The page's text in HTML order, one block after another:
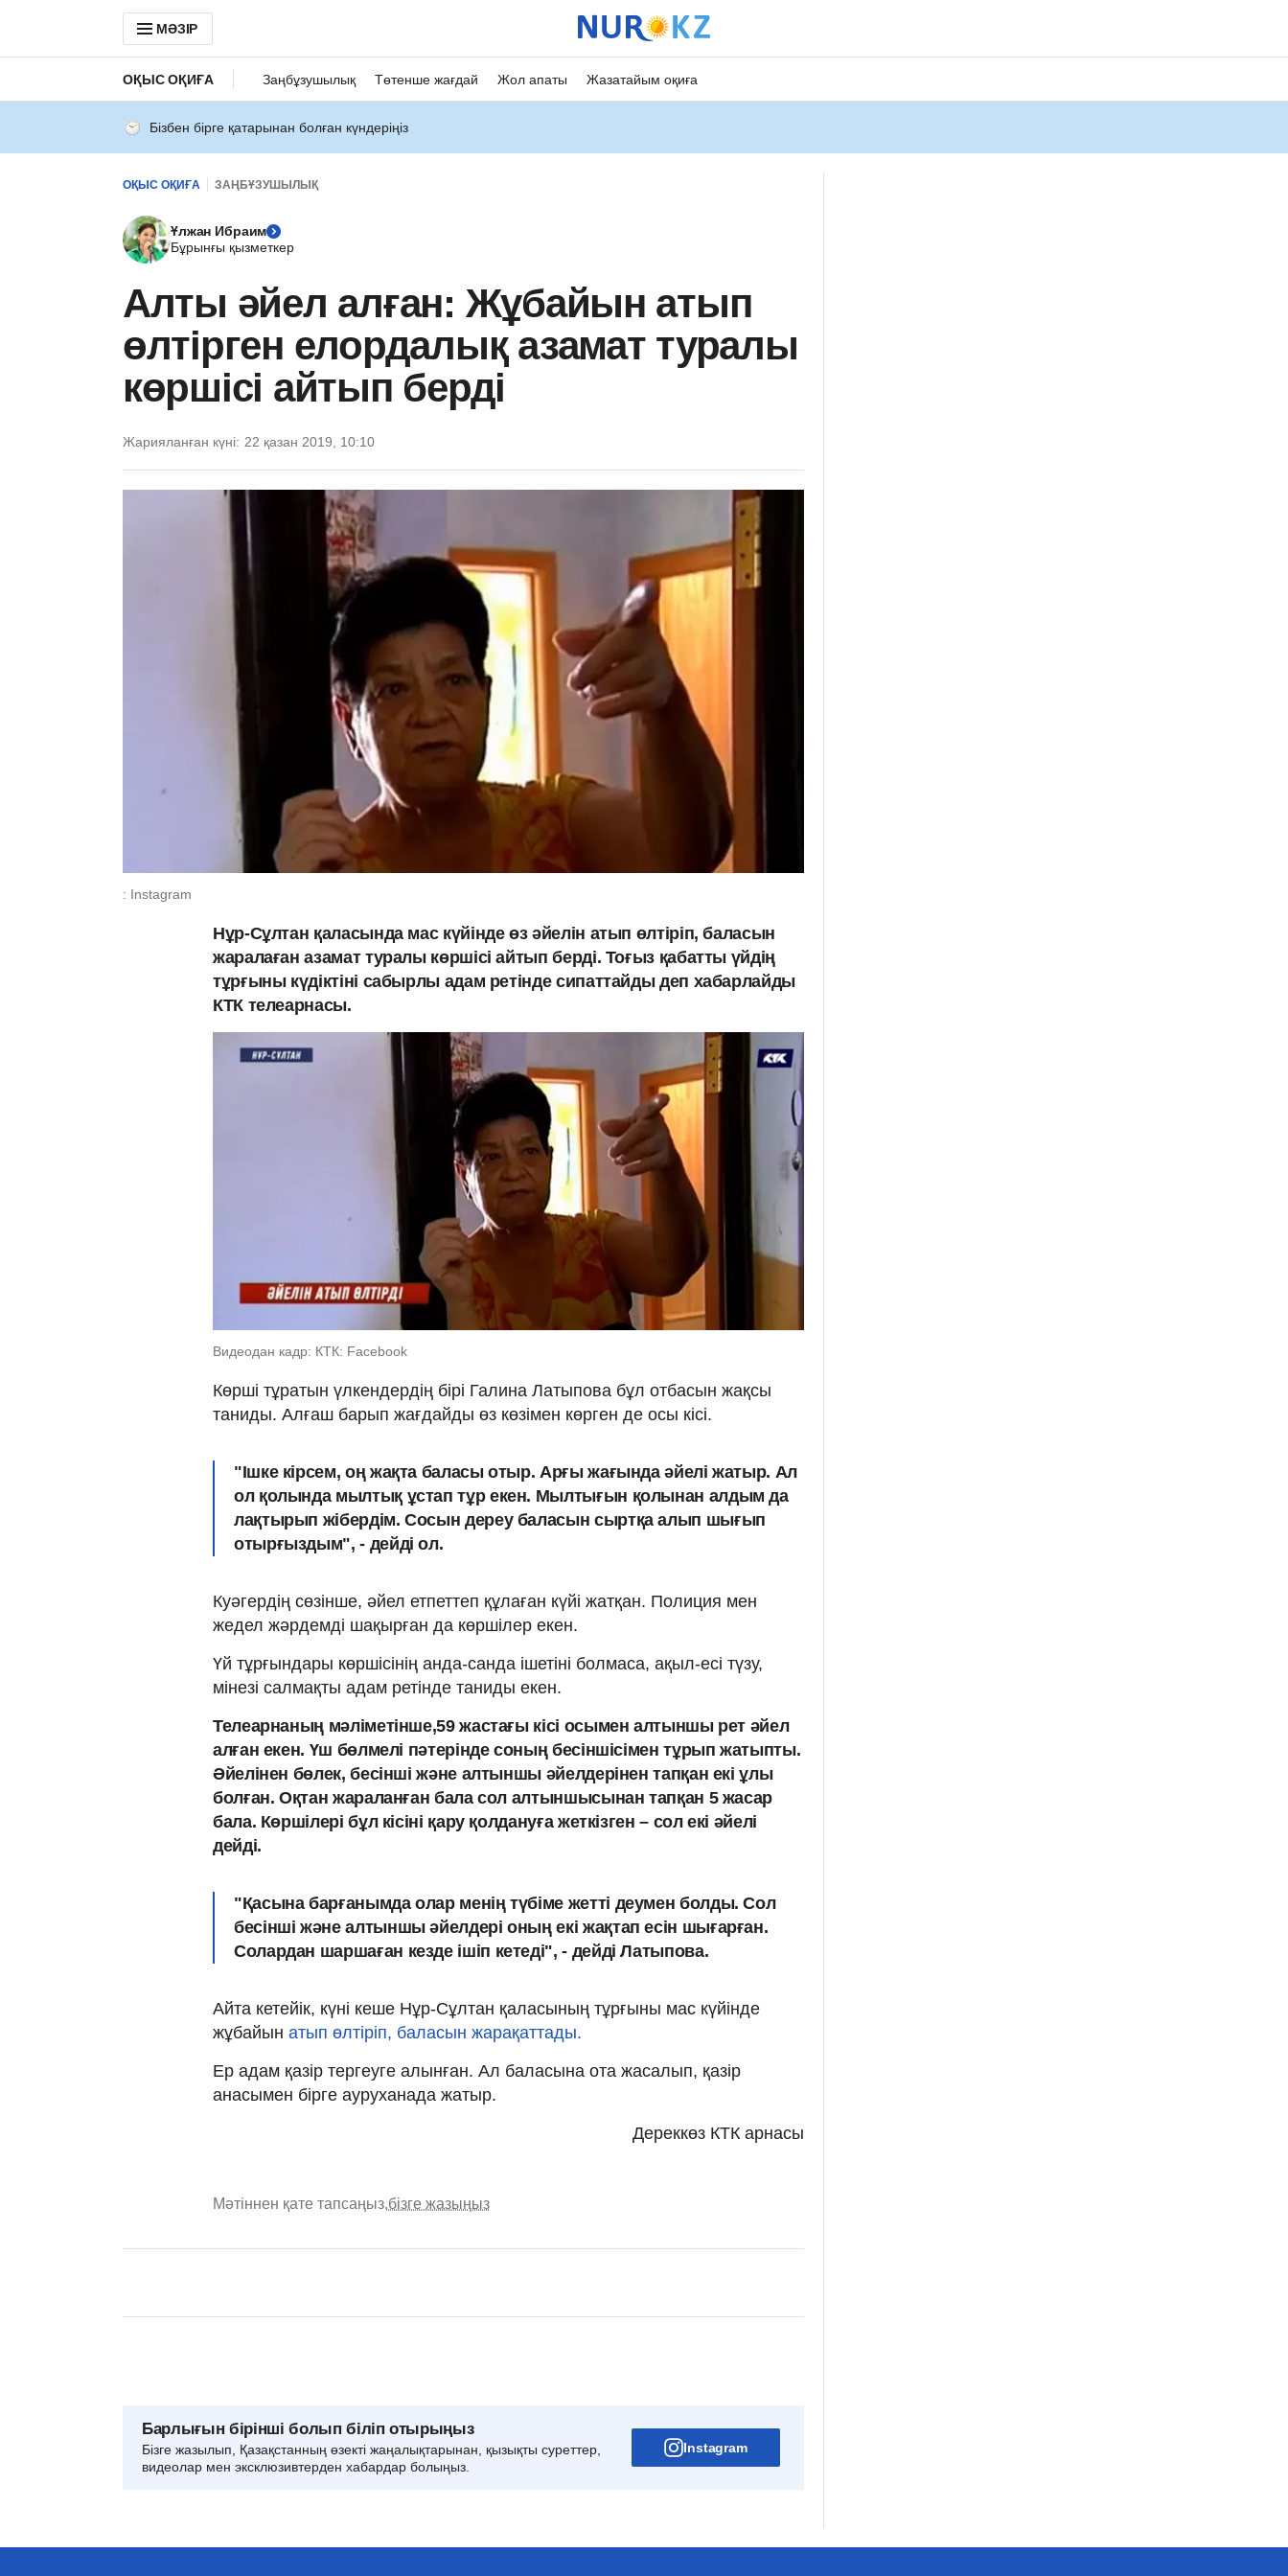
МӘЗІР
ОҚЫС ОҚИҒА Заңбұзушылық Төтенше жағдай Жол апаты Жазатайым оқиға
Бізбен бірге қатарынан болған күндеріңіз
ОҚЫС ОҚИҒА ЗАҢБҰЗУШЫЛЫҚ
Ұлжан Ибраим
Бұрынғы қызметкер
Алты әйел алған: Жұбайын атып
өлтірген елордалық азамат туралы
көршісі айтып берді
Жарияланған күні: 22 қазан 2019, 10:10
: Instagram
Нұр-Сұлтан қаласында мас күйінде өз әйелін атып өлтіріп, баласын
жаралаған азамат туралы көршісі айтып берді. Тоғыз қабатты үйдің
тұрғыны күдіктіні сабырлы адам ретінде сипаттайды деп хабарлайды
КТК телеарнасы.
Видеодан кадр: КТК: Facebook
Көрші тұратын үлкендердің бірі Галина Латыпова бұл отбасын жақсы
таниды. Алғаш барып жағдайды өз көзімен көрген де осы кісі.
"Ішке кірсем, оң жақта баласы отыр. Арғы жағында әйелі жатыр. Ал
ол қолында мылтық ұстап тұр екен. Мылтығын қолынан алдым да
лақтырып жібердім. Сосын дереу баласын сыртқа алып шығып
отырғыздым", - дейді ол.
Куәгердің сөзінше, әйел етпеттеп құлаған күйі жатқан. Полиция мен
жедел жәрдемді шақырған да көршілер екен.
Үй тұрғындары көршісінің анда-санда ішетіні болмаса, ақыл-есі түзу,
мінезі салмақты адам ретінде таниды екен.
Телеарнаның мәліметінше,59 жастағы кісі осымен алтыншы рет әйел
алған екен. Үш бөлмелі пәтерінде соның бесіншісімен тұрып жатыпты.
Әйелінен бөлек, бесінші және алтыншы әйелдерінен тапқан екі ұлы
болған. Оқтан жараланған бала сол алтыншысынан тапқан 5 жасар
бала. Көршілері бұл кісіні қару қолдануға жеткізген – сол екі әйелі
дейді.
"Қасына барғанымда олар менің түбіме жетті деумен болды. Сол
бесінші және алтыншы әйелдері оның екі жақтап есін шығарған.
Солардан шаршаған кезде ішіп кетеді", - дейді Латыпова.
Айта кетейік, күні кеше Нұр-Сұлтан қаласының тұрғыны мас күйінде
жұбайын атып өлтіріп, баласын жарақаттады.
Ер адам қазір тергеуге алынған. Ал баласына ота жасалып, қазір
анасымен бірге ауруханада жатыр.
Дереккөз КТК арнасы
Мәтіннен қате тапсаңыз,бізге жазыңыз
Барлығын бірінші болып біліп отырыңыз
Бізге жазылып, Қазақстанның өзекті жаңалықтарынан, қызықты суреттер,
видеолар мен эксклюзивтерден хабардар болыңыз.
Instagram